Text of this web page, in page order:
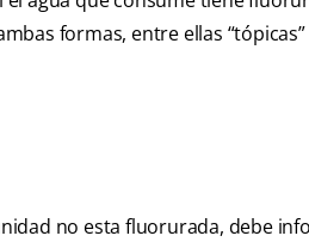
formas, entre ellas “tópicas”
no esta fluorurada, debe